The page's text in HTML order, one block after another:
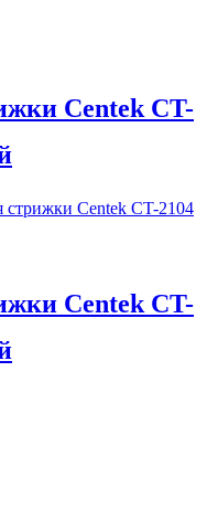
Centek CT-
Centek CT-